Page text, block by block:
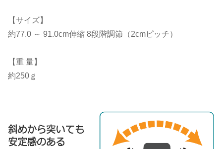
【サイズ】
約77.0 ～ 91.0cm伸縮 8段階調節（2cmピッチ）
【重 量】
約250ｇ